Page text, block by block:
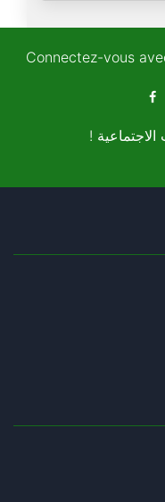
23/05/
Connectez-vous